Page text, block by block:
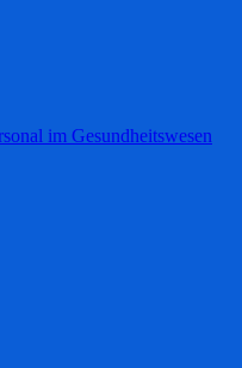
im Gesundheitswesen